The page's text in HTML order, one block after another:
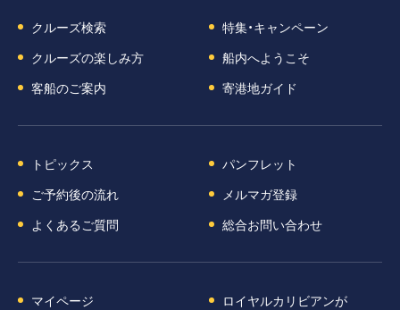
れる理由
クルーズ検索
特集・キャンペーン
クルーズの楽しみ方
船内へようこそ
客船のご案内
寄港地ガイド
トピックス
パンフレット
ご予約後の流れ
メルマガ登録
よくあるご質問
総合お問い合わせ
マイページ
ロイヤルカリビアンが